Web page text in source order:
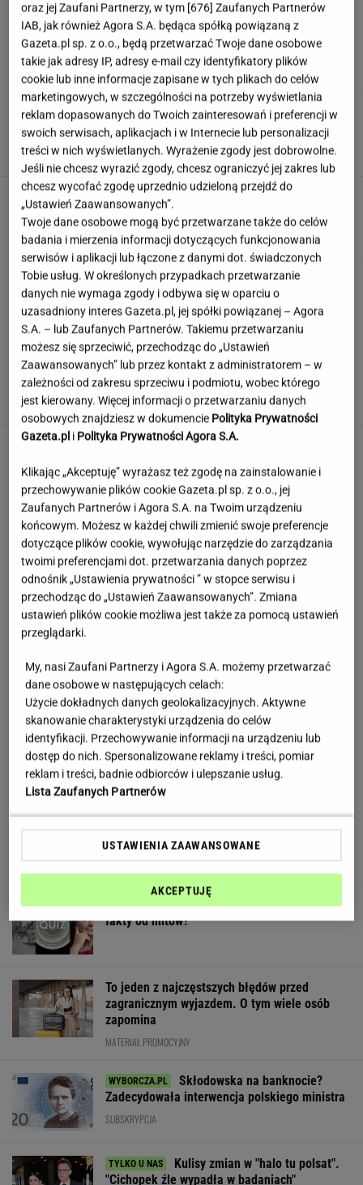
Jak można tak szybko się
posypać? Polski klub wzorem dla podupadłego
giganta
SUBSKRYPCJA
Jak uniknąć korków? Matematycy wskazali
trzy proste zasady
Kaczyński teraz ma już maślarzy
na tacy. Stało się to, do czego dążyli
SUBSKRYPCJA
Brutalne ataki na Ukraińców w Polsce. Niemcy
widzą zmianę nastawienia
To Nawrocki wcina na śniadanie. Kucharz
wygadał się, co dla niego przygotowuje
Pustki w kurorcie nad morzem. "Z roku na rok
turystów jest coraz mniej"
Śmiertelne potrącenie Łukasza Litewki.
Kierowca przerwał milczenie
Quiz wiedzy ogólnej prawda/fałsz. Odróżnisz
fakty od mitów?
To jeden z najczęstszych błędów przed
zagranicznym wyjazdem. O tym wiele osób
zapomina
MATERIAŁ PROMOCYJNY
Skłodowska na banknocie?
Zadecydowała interwencja polskiego ministra
SUBSKRYPCJA
Kulisy zmian w "halo tu polsat".
"Cichopek źle wypadła w badaniach"
oraz jej Zaufani Partnerzy, w tym [676] Zaufanych Partnerów
IAB, jak również Agora S.A. będąca spółką powiązaną z
Gazeta.pl sp. z o.o., będą przetwarzać Twoje dane osobowe
takie jak adresy IP, adresy e-mail czy identyfikatory plików
cookie lub inne informacje zapisane w tych plikach do celów
marketingowych, w szczególności na potrzeby wyświetlania
reklam dopasowanych do Twoich zainteresowań i preferencji w
swoich serwisach, aplikacjach i w Internecie lub personalizacji
treści w nich wyświetlanych. Wyrażenie zgody jest dobrowolne.
Jeśli nie chcesz wyrazić zgody, chcesz ograniczyć jej zakres lub
chcesz wycofać zgodę uprzednio udzieloną przejdź do
„Ustawień Zaawansowanych”.
Twoje dane osobowe mogą być przetwarzane także do celów
badania i mierzenia informacji dotyczących funkcjonowania
serwisów i aplikacji lub łączone z danymi dot. świadczonych
Tobie usług. W określonych przypadkach przetwarzanie
danych nie wymaga zgody i odbywa się w oparciu o
uzasadniony interes Gazeta.pl, jej spółki powiązanej – Agora
S.A. – lub Zaufanych Partnerów. Takiemu przetwarzaniu
możesz się sprzeciwić, przechodząc do „Ustawień
Zaawansowanych” lub przez kontakt z administratorem – w
zależności od zakresu sprzeciwu i podmiotu, wobec którego
jest kierowany. Więcej informacji o przetwarzaniu danych
osobowych znajdziesz w dokumencie Polityka Prywatności
Gazeta.pl i Polityka Prywatności Agora S.A.
Klikając „Akceptuję” wyrażasz też zgodę na zainstalowanie i
przechowywanie plików cookie Gazeta.pl sp. z o.o., jej
Zaufanych Partnerów i Agora S.A. na Twoim urządzeniu
końcowym. Możesz w każdej chwili zmienić swoje preferencje
dotyczące plików cookie, wywołując narzędzie do zarządzania
twoimi preferencjami dot. przetwarzania danych poprzez
odnośnik „Ustawienia prywatności ” w stopce serwisu i
przechodząc do „Ustawień Zaawansowanych”. Zmiana
ustawień plików cookie możliwa jest także za pomocą ustawień
przeglądarki.
My, nasi Zaufani Partnerzy i Agora S.A. możemy przetwarzać
dane osobowe w następujących celach:
Użycie dokładnych danych geolokalizacyjnych. Aktywne
skanowanie charakterystyki urządzenia do celów
identyfikacji. Przechowywanie informacji na urządzeniu lub
dostęp do nich. Spersonalizowane reklamy i treści, pomiar
reklam i treści, badnie odbiorców i ulepszanie usług.
Lista Zaufanych Partnerów
USTAWIENIA ZAAWANSOWANE
AKCEPTUJĘ